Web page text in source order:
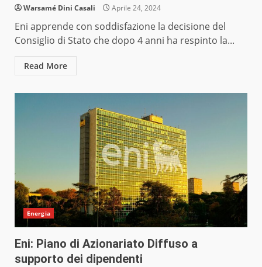
Warsamé Dini Casali Aprile 24, 2024
Eni apprende con soddisfazione la decisione del
Consiglio di Stato che dopo 4 anni ha respinto la...
Read More
Energia
Eni: Piano di Azionariato Diffuso a
supporto dei dipendenti